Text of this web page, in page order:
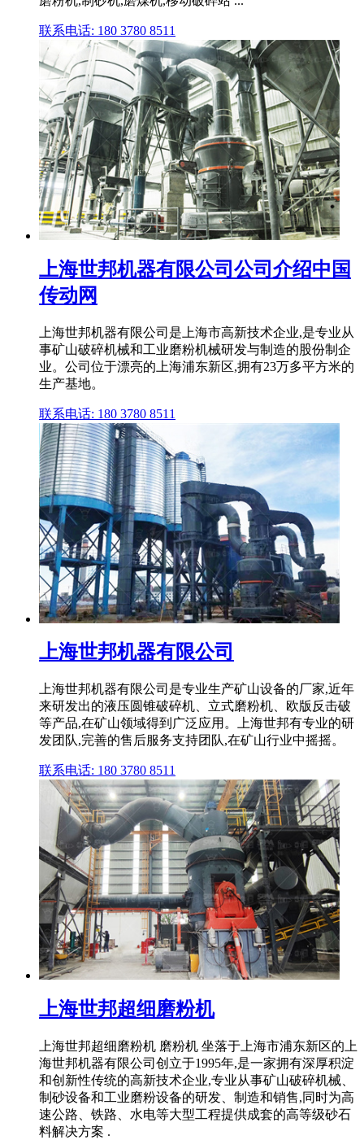
联系电话: 180 3780 8511
上海世邦机器有限公司公司介绍中国
传动网
上海世邦机器有限公司是上海市高新技术企业,是专业从
事矿山破碎机械和工业磨粉机械研发与制造的股份制企
业。公司位于漂亮的上海浦东新区,拥有23万多平方米的
生产基地。
联系电话: 180 3780 8511
上海世邦机器有限公司
上海世邦机器有限公司是专业生产矿山设备的厂家,近年
来研发出的液压圆锥破碎机、立式磨粉机、欧版反击破
等产品,在矿山领域得到广泛应用。上海世邦有专业的研
发团队,完善的售后服务支持团队,在矿山行业中摇摇。
联系电话: 180 3780 8511
上海世邦超细磨粉机
上海世邦超细磨粉机 磨粉机 坐落于上海市浦东新区的上
海世邦机器有限公司创立于1995年,是一家拥有深厚积淀
和创新性传统的高新技术企业,专业从事矿山破碎机械、
制砂设备和工业磨粉设备的研发、制造和销售,同时为高
速公路、铁路、水电等大型工程提供成套的高等级砂石
料解决方案 .